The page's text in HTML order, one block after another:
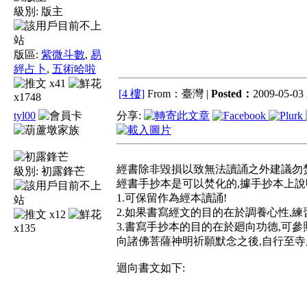
級別: 版主
版區: 紫微斗數, 易
經占卜, 五術哈啦
x41
x1748
[4 樓] From：臺灣 | Posted： 2009-05-03
tyl00
級別: 初露鋒芒
x12
x135
分享:
經書除非毀損以致無法讀誦之外建議
經書手抄本是可以焚化的,據手抄本上
1.可保留作為經本讀誦!
2.如果書寫經文的目的在於調養心性,
3.書寫手抄本的目的在於廻向功德,可
向諸佛菩薩神明祈願默念之後,自行至
迴向書文如下: